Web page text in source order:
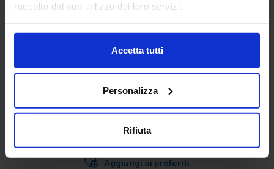
raccolto dal suo utilizzo dei loro servizi.
Accetta tutti
Personalizza
Rifiuta
AL.EA. SRL
SUBFORNITURA MECCANICA
Dal 2005, AL. EA è un punto di riferimento nell'industria
progettati per soddisfare le esigenze delle aziende
Aggiungi ai preferiti